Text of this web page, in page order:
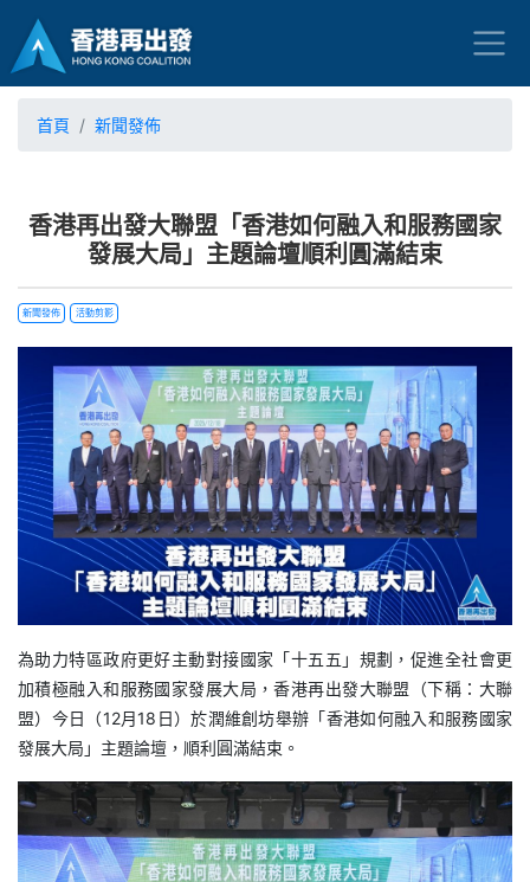
首頁 新聞發佈
香港再出發大聯盟「香港如何融入和服務國家
發展大局」主題論壇順利圓滿結束
新聞發佈 活動剪影
為助力特區政府更好主動對接國家「十五五」規劃，促進全社會更
加積極融入和服務國家發展大局，香港再出發大聯盟（下稱：大聯
盟）今日（12月18日）於潤維創坊舉辦「香港如何融入和服務國家
發展大局」主題論壇，順利圓滿結束。